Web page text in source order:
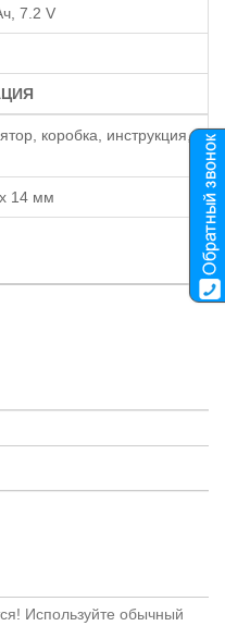
7.2 V
коробка, инструкция,
14 мм
Используйте обычный